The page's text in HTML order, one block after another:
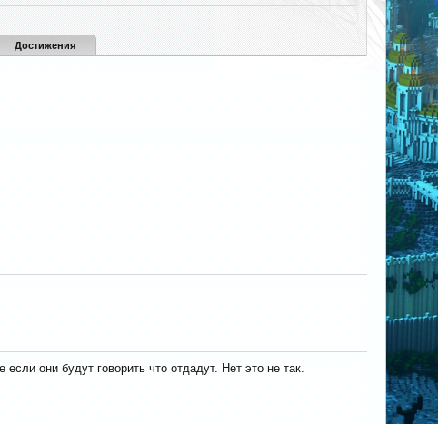
Достижения
они будут говорить что отдадут. Нет это не так.